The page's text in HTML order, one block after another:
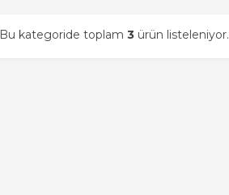
Bu kategoride toplam 3 ürün listeleniyor.